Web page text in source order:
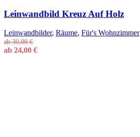
Leinwandbild Kreuz Auf Holz
Leinwandbilder, Räume, Für's Wohnzimmer
ab30,00€
ab 24,00 €